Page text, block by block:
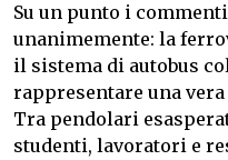
Su un punto i
unanimemente: la
il sistema di autobus
rappresentare una
Tra pendolari
studenti, lavoratori e